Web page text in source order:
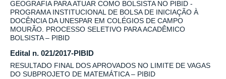
GEOGRAFIA PARA ATUAR COMO BOLSISTA NO PIBID -
PROGRAMA INSTITUCIONAL DE BOLSA DE INICIAÇÃO À
DOCÊNCIA DA UNESPAR EM COLÉGIOS DE CAMPO
MOURÃO. PROCESSO SELETIVO PARA ACADÊMICO
BOLSISTA – PIBID
Edital n. 021/2017-PIBID
RESULTADO FINAL DOS APROVADOS NO LIMITE DE VAGAS
DO SUBPROJETO DE MATEMÁTICA – PIBID